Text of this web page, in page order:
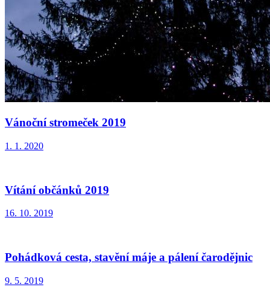
Vánoční stromeček 2019
1. 1. 2020
Vítání občánků 2019
16. 10. 2019
Pohádková cesta, stavění máje a pálení čarodějnic
9. 5. 2019